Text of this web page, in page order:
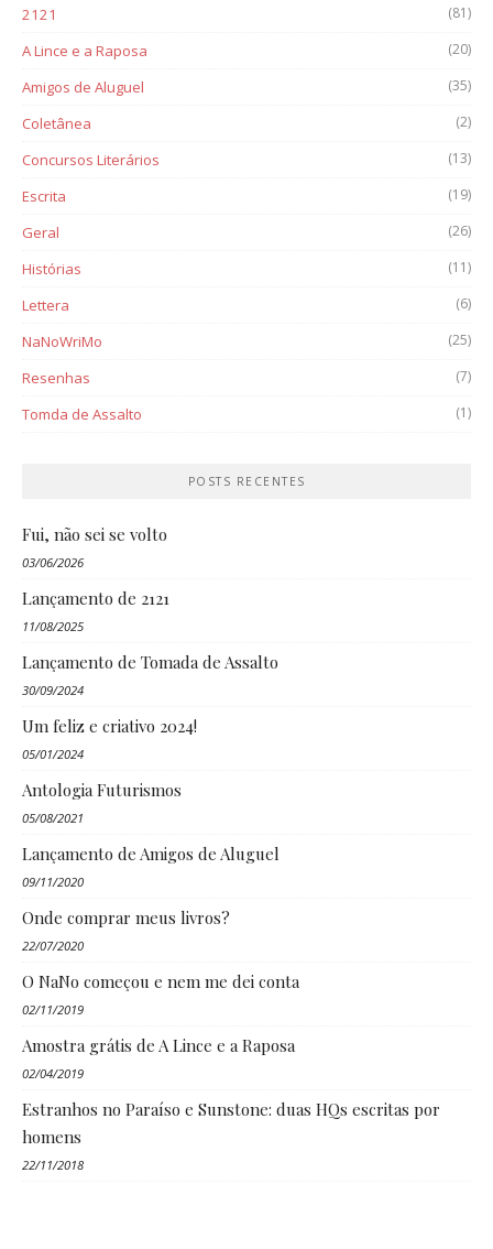
2121 (81)
A Lince e a Raposa (20)
Amigos de Aluguel (35)
Coletânea (2)
Concursos Literários (13)
Escrita (19)
Geral (26)
Histórias (11)
Lettera (6)
NaNoWriMo (25)
Resenhas (7)
Tomda de Assalto (1)
POSTS RECENTES
Fui, não sei se volto
03/06/2026
Lançamento de 2121
11/08/2025
Lançamento de Tomada de Assalto
30/09/2024
Um feliz e criativo 2024!
05/01/2024
Antologia Futurismos
05/08/2021
Lançamento de Amigos de Aluguel
09/11/2020
Onde comprar meus livros?
22/07/2020
O NaNo começou e nem me dei conta
02/11/2019
Amostra grátis de A Lince e a Raposa
02/04/2019
Estranhos no Paraíso e Sunstone: duas HQs escritas por
homens
22/11/2018